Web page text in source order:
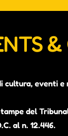
cultura, eventi
del
al n. 12.446.